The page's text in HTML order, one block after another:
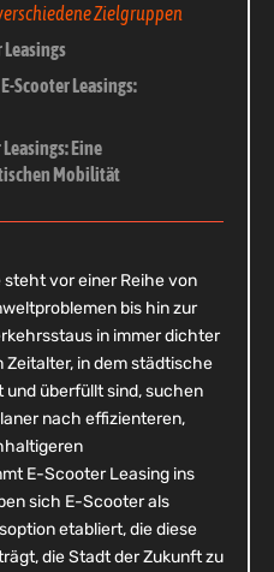
Zielgruppen
Leasings
Scooter Leasings:
Eine
Mobilität
steht vor einer Reihe von
bis hin zur
in immer dichter
Zeitalter, in dem städtische
überfüllt sind, suchen
nach effizienteren,
E-Scooter Leasing ins
sich E-Scooter als
etabliert, die diese
die Stadt der Zukunft zu